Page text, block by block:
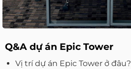
Q&A dự án Epic Tower
Vị trí dự án Epic Tower ở đâu?